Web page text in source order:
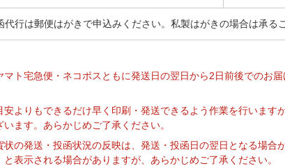
行は郵便はがきで申込みください。私製はがきの場合は承る
ト宅急便・ネコポスともに発送日の翌日から2日前後でのお
よりもできるだけ早く印刷・発送できるよう作業を行います
ます。あらかじめご了承ください。
の発送・投函状況の反映は、発送・投函日の翌日となる場合
表示される場合がありますが、あらかじめご了承ください。